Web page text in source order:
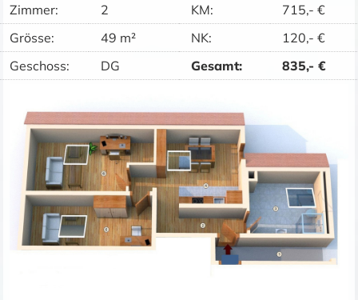
Zimmer:
2
Grösse:
49 m²
Geschoss:
DG
KM: 715,- €
NK: 120,- €
Gesamt: 835,- €